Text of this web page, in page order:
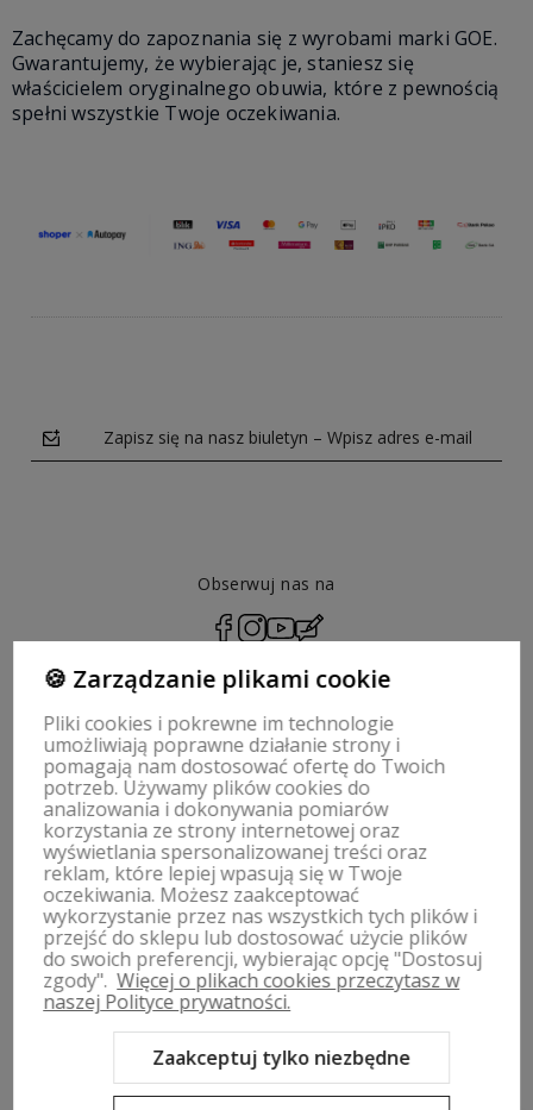
Zachęcamy do zapoznania się z wyrobami marki GOE.
Gwarantujemy, że wybierając je, staniesz się
właścicielem oryginalnego obuwia, które z pewnością
spełni wszystkie Twoje oczekiwania.
Zapisz się na nasz biuletyn – Wpisz adres e-mail
Obserwuj nas na
ZWROTY, WYMIANY | REGULAMIN
MOJE KONTO
PŁATNOŚCI I DOSTAWA
INFORMACJE
O NAS
🍪 Zarządzanie plikami cookie
Pliki cookies i pokrewne im technologie
umożliwiają poprawne działanie strony i
pomagają nam dostosować ofertę do Twoich
potrzeb. Używamy plików cookies do
analizowania i dokonywania pomiarów
korzystania ze strony internetowej oraz
wyświetlania spersonalizowanej treści oraz
reklam, które lepiej wpasują się w Twoje
oczekiwania. Możesz zaakceptować
wykorzystanie przez nas wszystkich tych plików i
przejść do sklepu lub dostosować użycie plików
do swoich preferencji, wybierając opcję "Dostosuj
zgody". Więcej o plikach cookies przeczytasz w
naszej Polityce prywatności.
Zaakceptuj tylko niezbędne